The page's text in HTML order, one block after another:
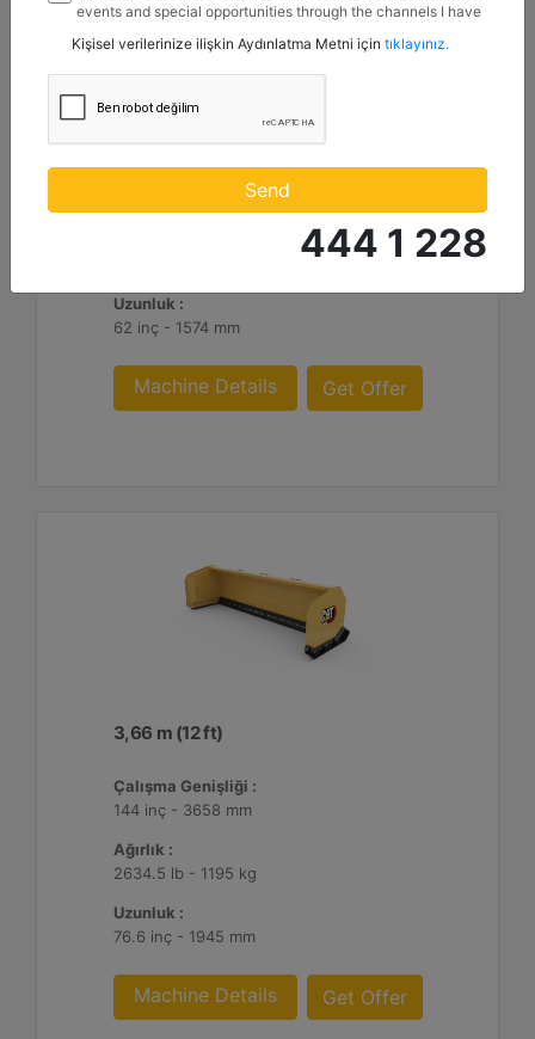
3,66 m (12 ft)
144 inç - 3658 mm
Uzunluk :
62 inç - 1574 mm
Machine Details Get Offer
3,66 m (12 ft)
Çalışma Genişliği :
144 inç - 3658 mm
Ağırlık :
2634.5 lb - 1195 kg
Uzunluk :
76.6 inç - 1945 mm
Machine Details Get Offer
events and special opportunities through the channels I have
Borusan Makina ve Güç Sistemleri Sanayi ve Ticaret Anonim
Sirketi.
Kişisel verilerinize ilişkin Aydınlatma Metni için tıklayınız.
Send
444 1 228